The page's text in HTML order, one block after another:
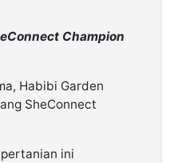
Champion
Habibi Garden
SheConnect
ini